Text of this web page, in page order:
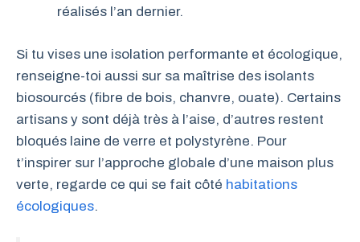
réalisés l’an dernier.
Si tu vises une isolation performante et écologique,
renseigne-toi aussi sur sa maîtrise des isolants
biosourcés (fibre de bois, chanvre, ouate). Certains
artisans y sont déjà très à l’aise, d’autres restent
bloqués laine de verre et polystyrène. Pour
t’inspirer sur l’approche globale d’une maison plus
verte, regarde ce qui se fait côté habitations
écologiques.